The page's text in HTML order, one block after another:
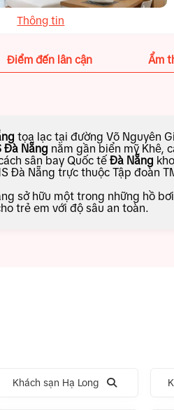
Thông tin
Điểm đến lân cận Ẩm
tọa lạc tại đường Võ Nguyên
Đà Nẵng nằm gần biển mỹ Khê,
sân bay Quốc tế Đà Nẵng
Đà Nẵng trực thuộc Tập đoàn
sở hữu một trong những hồ
trẻ em với độ sâu an toàn.
Khách sạn Hạ Long